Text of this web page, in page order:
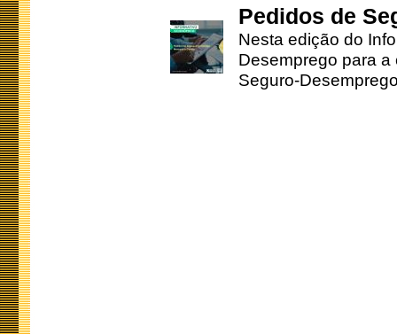
Pedidos de
Nesta edição do
Desemprego para
Seguro-